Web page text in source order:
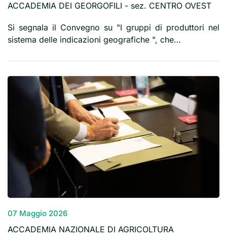
ACCADEMIA DEI GEORGOFILI - sez. CENTRO OVEST
Si segnala il Convegno su "I gruppi di produttori nel
sistema delle indicazioni geografiche ", che…
07 Maggio 2026
ACCADEMIA NAZIONALE DI AGRICOLTURA